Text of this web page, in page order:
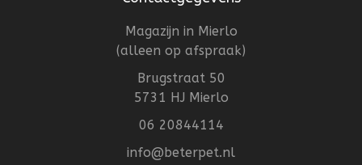
Magazijn in Mierlo
(alleen op afspraak)
Brugstraat 50
5731 HJ Mierlo
06 20844114
info@beterpet.nl